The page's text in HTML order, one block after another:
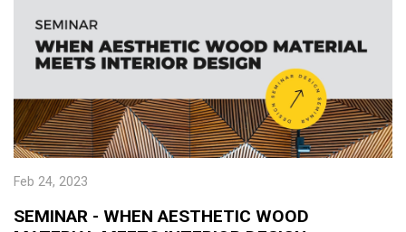
Feb 24, 2023
SEMINAR - WHEN AESTHETIC WOOD